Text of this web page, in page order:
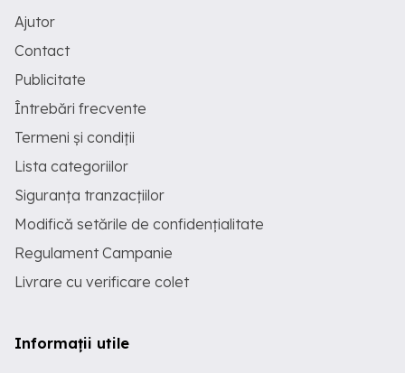
Ajutor
Contact
Publicitate
Întrebări frecvente
Termeni și condiții
Lista categoriilor
Siguranța tranzacțiilor
Modifică setările de confidențialitate
Regulament Campanie
Livrare cu verificare colet
Informații utile